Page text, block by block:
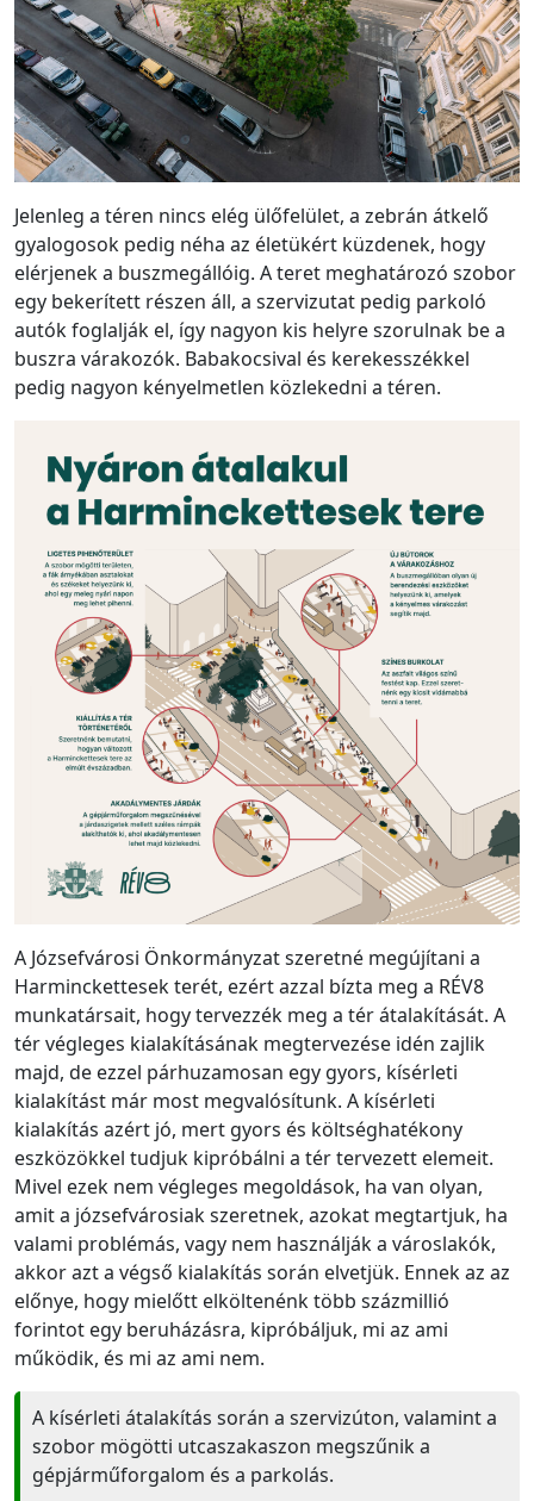
Jelenleg a téren nincs elég ülőfelület, a zebrán átkelő
gyalogosok pedig néha az életükért küzdenek, hogy
elérjenek a buszmegállóig. A teret meghatározó szobor
egy bekerített részen áll, a szervizutat pedig parkoló
autók foglalják el, így nagyon kis helyre szorulnak be a
buszra várakozók. Babakocsival és kerekesszékkel
pedig nagyon kényelmetlen közlekedni a téren.
A Józsefvárosi Önkormányzat szeretné megújítani a
Harminckettesek terét, ezért azzal bízta meg a RÉV8
munkatársait, hogy tervezzék meg a tér átalakítását. A
tér végleges kialakításának megtervezése idén zajlik
majd, de ezzel párhuzamosan egy gyors, kísérleti
kialakítást már most megvalósítunk. A kísérleti
kialakítás azért jó, mert gyors és költséghatékony
eszközökkel tudjuk kipróbálni a tér tervezett elemeit.
Mivel ezek nem végleges megoldások, ha van olyan,
amit a józsefvárosiak szeretnek, azokat megtartjuk, ha
valami problémás, vagy nem használják a városlakók,
akkor azt a végső kialakítás során elvetjük. Ennek az az
előnye, hogy mielőtt elköltenénk több százmillió
forintot egy beruházásra, kipróbáljuk, mi az ami
működik, és mi az ami nem.
A kísérleti átalakítás során a szervizúton, valamint a
szobor mögötti utcaszakaszon megszűnik a
gépjárműforgalom és a parkolás.